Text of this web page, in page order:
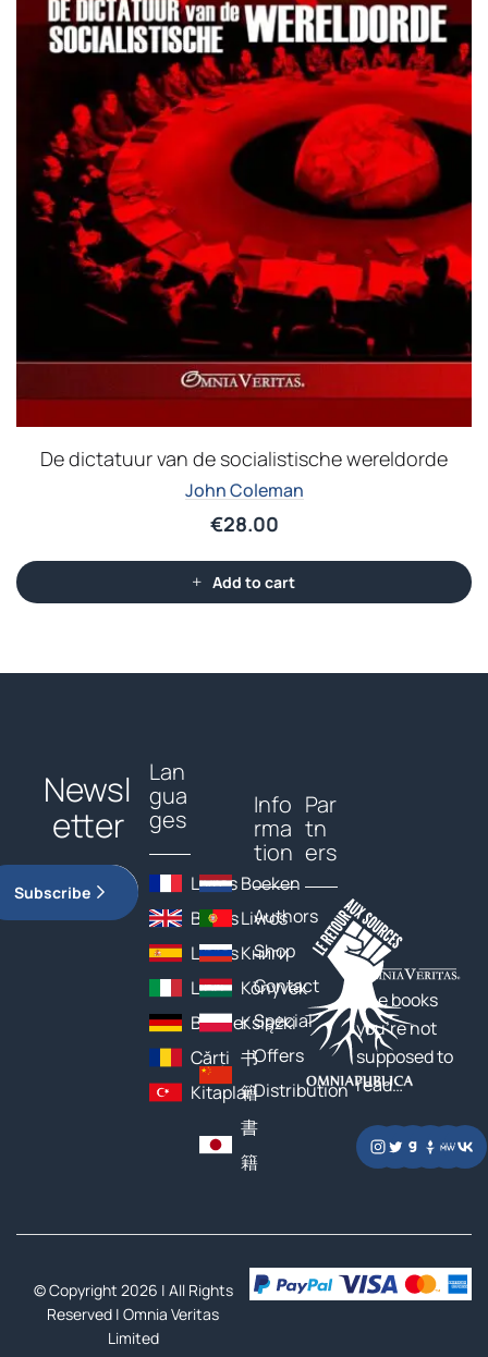
De dictatuur van de socialistische wereldorde
John Coleman
€28.00
Add to cart
Newsl
etter
Subscribe
Lan
gua
ges
Livres
Books
Libros
Libri
Bücher
Cărți
Kitaplar
Boeken
Livros
Книги
Könyvek
Książki
书
籍
書
籍
Info
rma
tion
Authors
Shop
Contact
Special
Offers
Distribution
Par
tn
ers
The books
you’re not
supposed to
read…
© Copyright 2026 | All Rights
Reserved |Omnia Veritas
Limited